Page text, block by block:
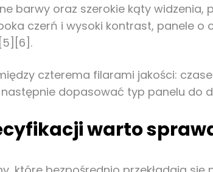
barwy oraz szerokie kąty
czerń i wysoki kontrast, panele
czterema filarami jakości:
dopasować typ panelu do
warto